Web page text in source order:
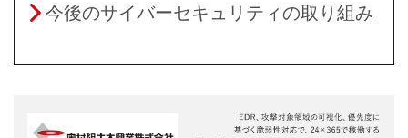
今後のサイバーセキュリティの取り組み